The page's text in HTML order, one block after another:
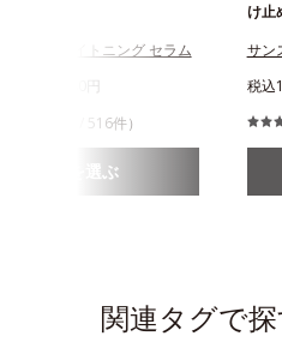
スド ブライトニング セラム
円～8,280円
（4.38 / 516件）
商品を選ぶ
け止
サン
税込
関連タグで